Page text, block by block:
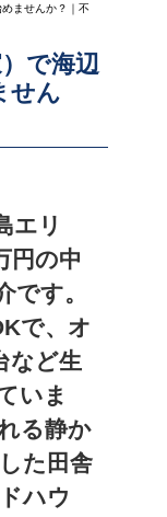
ませんか？｜不
で海辺
せん
エリ
円の中
です。
で、オ
など生
いま
る静か
た田舎
ハウ